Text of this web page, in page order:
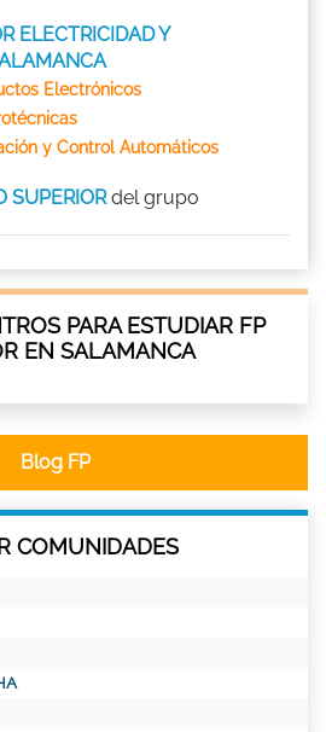
ELECTRICIDAD Y
Electrónicos
y Control Automáticos
SUPERIORdel grupo
PARA ESTUDIAR FP
EN SALAMANCA
Blog FP
COMUNIDADES